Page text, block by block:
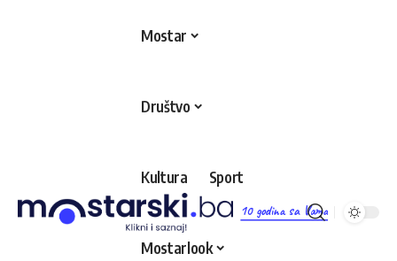
10 godina sa Vama
Mostar
Društvo
Kultura Sport
Mostarlook